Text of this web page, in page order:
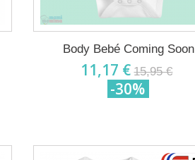
Body Bebé Coming Soon
11,17 € 15,95 €
-30%